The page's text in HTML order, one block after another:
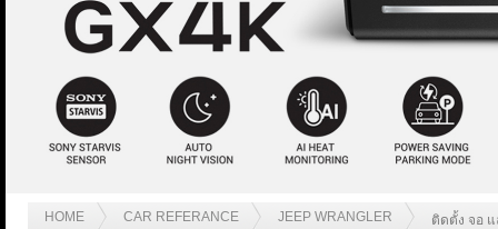
HOME CAR REFERANCE JEEP WRANGLER ติดตั้ง จอ แ